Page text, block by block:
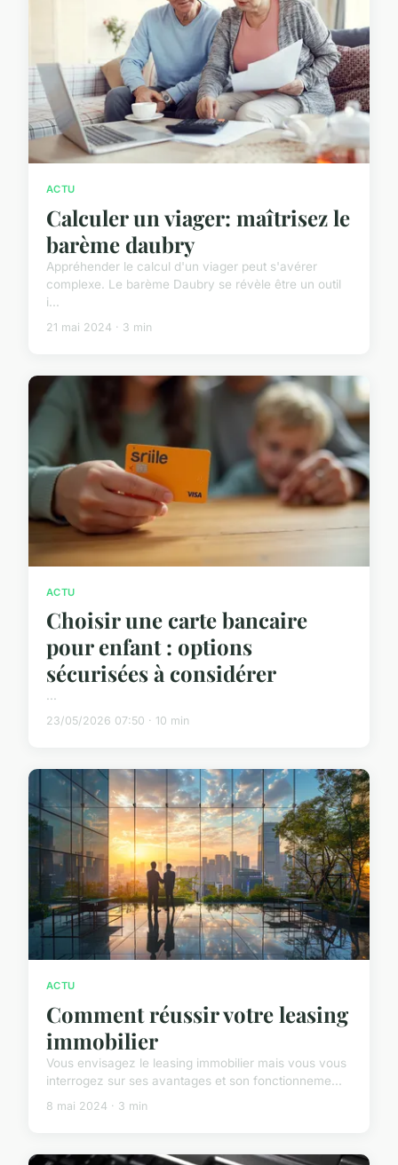
ACTU
Calculer un viager: maîtrisez le
barème daubry
Appréhender le calcul d'un viager peut s'avérer
complexe. Le barème Daubry se révèle être un outil
i...
21 mai 2024 · 3 min
ACTU
Choisir une carte bancaire
pour enfant : options
sécurisées à considérer
...
23/05/2026 07:50 · 10 min
ACTU
Comment réussir votre leasing
immobilier
Vous envisagez le leasing immobilier mais vous vous
interrogez sur ses avantages et son fonctionneme...
8 mai 2024 · 3 min